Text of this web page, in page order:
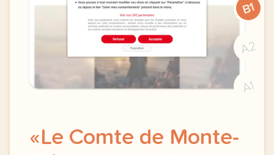
B1
A2
A1
«Le Comte de Monte-